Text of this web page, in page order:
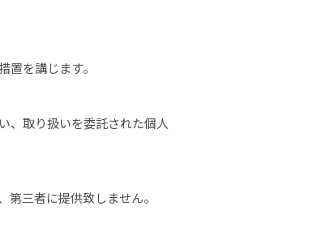
を講じます。
、取り扱いを委託された個人
三者に提供致しません。